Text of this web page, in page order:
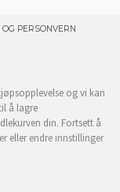
OG PERSONVERN
og vi kan
å lagre
din. Fortsett å
ellerendre innstillinger